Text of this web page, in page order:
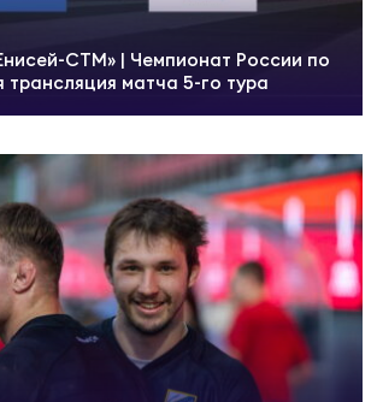
СТМ» | Чемпионат России по
трансляция матча 5-го тура